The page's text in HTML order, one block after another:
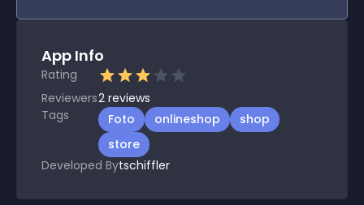
App Info
Rating
Reviewers2 reviews
Tags
Foto onlineshop
shop
store
Developed Bytschiffler